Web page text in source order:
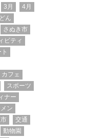
3月
4月
ん
さぬき市
ビティ
カフェ
スポーツ
ナー
ン
交通
動物園